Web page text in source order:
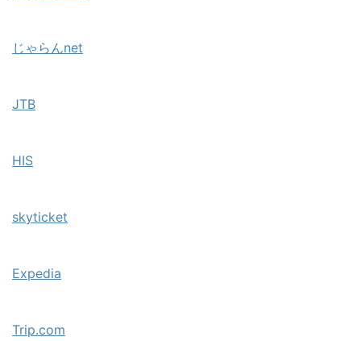
じゃらんnet
JTB
HIS
skyticket
Expedia
Trip.com